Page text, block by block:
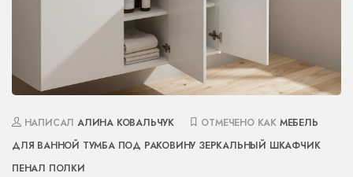
НАПИСАЛАЛИНА КОВАЛЬЧУК ОТМЕЧЕНО КАК МЕБЕЛЬ
ДЛЯ ВАННОЙ ТУМБА ПОД РАКОВИНУ ЗЕРКАЛЬНЫЙ ШКАФЧИК
ПЕНАЛ ПОЛКИ